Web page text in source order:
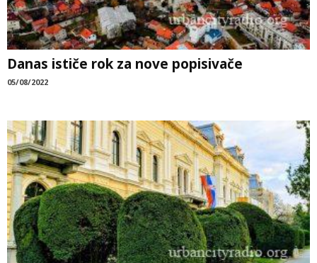
Danas ističe rok za nove popisivače
05/08/2022